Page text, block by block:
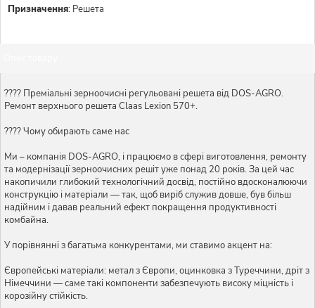
Призначення: Решета
???? Преміальні зерноочисні регульовані решета від DOS-AGRO.
Ремонт верхнього решета Claas Lexion 570+.
???? Чому обирають саме нас
Ми – компанія DOS-AGRO, і працюємо в сфері виготовлення, ремонту
та модернізації зерноочисних решіт уже понад 20 років. За цей час
накопичили глибокий технологічний досвід, постійно вдосконалюючи
конструкцію і матеріали — так, щоб виріб служив довше, був більш
надійним і давав реальний ефект покращення продуктивності
комбайна.
У порівнянні з багатьма конкурентами, ми ставимо акцент на:
Європейські матеріали: метал з Європи, оцинковка з Туреччини, дріт з
Німеччини — саме такі компоненти забезпечують високу міцність і
корозійну стійкість.